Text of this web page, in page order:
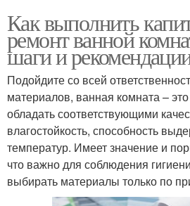
Как выполнить
ремонт ванной
шаги и
Подойдите со всей
материалов, ванная комната –
обладать соответствующими
влагостойкость, способность
температур. Имеет значение и
что важно для соблюдения
выбирать материалы только по